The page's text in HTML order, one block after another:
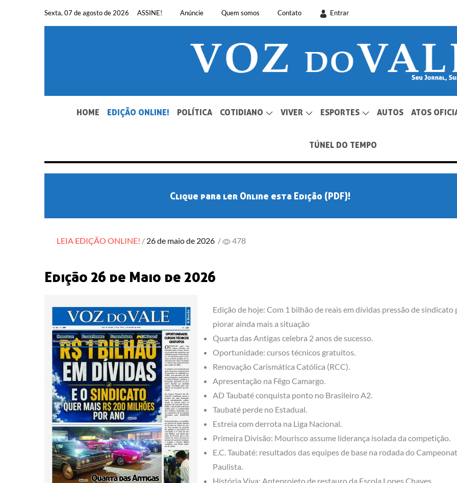
Sexta, 07 de agosto de 2026 ASSINE! Anúncie Quem somos Contato Entrar
SEU JORNAL, SUA VOZ. DESDE 1948.
HOME EDIÇÃO ONLINE! POLÍTICA COTIDIANO VIVER ESPORTES AUTOS ATOS
TÚNEL DO TEMPO
Clique para ler Online esta Edição (PDF)!
LEIA EDIÇÃO ONLINE! Posted
26 de maio de 2026 / 478
Edição 26 de Maio de 2026
Edição de hoje: Com 1 bilhão de reais em dívidas pressão de sindicato
piorar ainda mais a situação
Quarta das Antigas celebra 2 anos de sucesso.
Oportunidade: cursos técnicos gratuitos.
Renovação Carismática Católica (RCC).
Apresentação na Fêgo Camargo.
AD Taubaté conquista ponto no Brasileiro A2.
Taubaté perde no Estadual.
Estreia com derrota na Liga Nacional.
Primeira Divisão: Mourisco assume liderança isolada da competição.
E.C. Taubaté: resultados das equipes de base na rodada do
Paulista.
História Viva: Anteprojeto de restauro da Escola Lopes Chaves.